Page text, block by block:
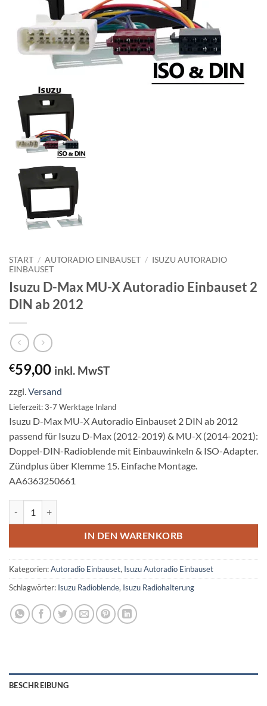
START / AUTORADIO EINBAUSET / ISUZU AUTORADIO
EINBAUSET
Isuzu D-Max MU-X Autoradio Einbauset 2
DIN ab 2012
€59,00 inkl. MwST
zzgl. Versand
Lieferzeit: 3-7 Werktage Inland
Isuzu D-Max MU-X Autoradio Einbauset 2 DIN ab 2012
passend für Isuzu D-Max (2012-2019) & MU-X (2014-2021):
Doppel-DIN-Radioblende mit Einbauwinkeln & ISO-Adapter.
Zündplus über Klemme 15. Einfache Montage.
AA6363250661
IN DEN WARENKORB
Kategorien:Autoradio Einbauset, Isuzu Autoradio Einbauset
Schlagwörter: Isuzu Radioblende, Isuzu Radiohalterung
BESCHREIBUNG